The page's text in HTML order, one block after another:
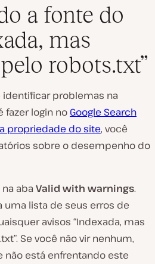
a fonte do
mas
robots.txt”
identificar problemas na
fazer login no Google Search
propriedade do site, você
sobre o desempenho do
aba Valid with warnings.
uma lista de seus erros de
avisos “Indexada, mas
Se você não vir nenhum,
não está enfrentando este